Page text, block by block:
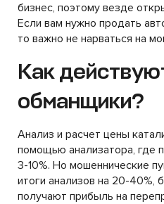
бизнес, поэтому везде
Если вам нужно продать
то важно не нарваться на
Как
обманщики?
Анализ и расчет цены
помощью анализатора, где
3-10%. Но мошеннические
итоги анализов на 20-40%,
получают прибыль на